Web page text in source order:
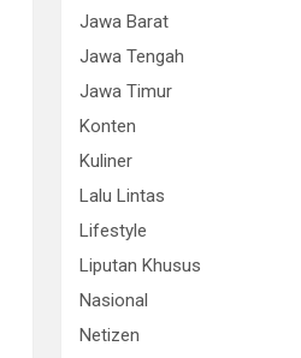
Jawa Barat
Jawa Tengah
Jawa Timur
Konten
Kuliner
Lalu Lintas
Lifestyle
Liputan Khusus
Nasional
Netizen